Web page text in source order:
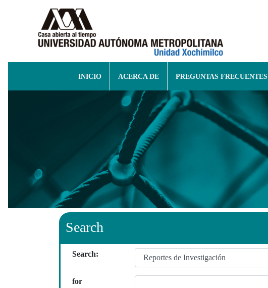
INICIO ACERCA DE PREGUNTAS FRECUENTES
Search
Search:
for